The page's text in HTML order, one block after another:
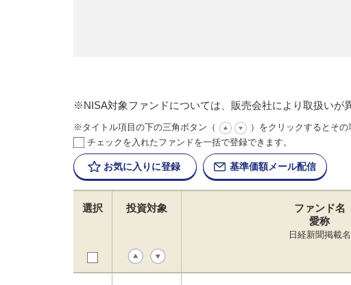
※NISA対象ファンドについては、販売会社により取扱いが
※タイトル項目の下の三角ボタン（
）をクリックするとその
チェックを入れたファンドを一括で登録できます。
お気に入りに登録 基準価額メール配信
選択 投資対象
ファンド名
愛称
日経新聞掲載名